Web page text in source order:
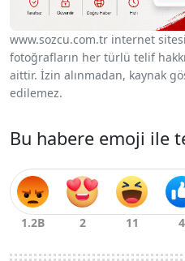
www.sozcu.com.tr internet
fotoğrafların her türlü telif
aittir. İzin alınmadan, kaynak
edilemez.
Bu habere emoji ile